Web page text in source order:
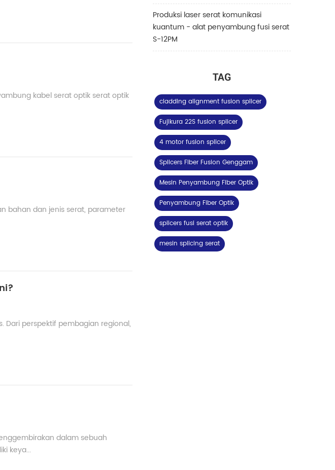
Produksi laser serat komunikasi
kuantum - alat penyambung fusi serat
S-12PM
TAG
cladding alignment fusion splicer
Fujikura 22S fusion splicer
4 motor fusion splicer
Splicers Fiber Fusion Genggam
Mesin Penyambung Fiber Optik
Penyambung Fiber Optik
splicers fusi serat optik
mesin splicing serat
kabel serat optik serat optik
bahan dan jenis serat, parameter
Dari perspektif pembagian regional,
dalam sebuah
keya...